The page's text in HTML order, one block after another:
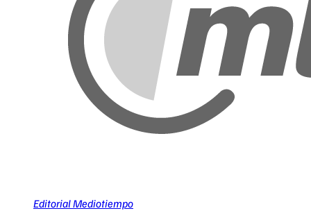
Editorial Mediotiempo